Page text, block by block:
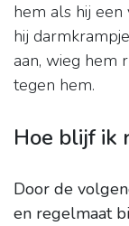
hem als hij
hij
aan, wieg hem
tegen hem.
Hoe blijf ik
Door de
en regelmaat